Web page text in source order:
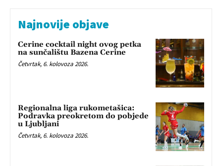
Najnovije objave
Cerine cocktail night ovog petka
na sunčalištu Bazena Cerine
Četvrtak, 6. kolovoza 2026.
Regionalna liga rukometašica:
Podravka preokretom do pobjede
u Ljubljani
Četvrtak, 6. kolovoza 2026.